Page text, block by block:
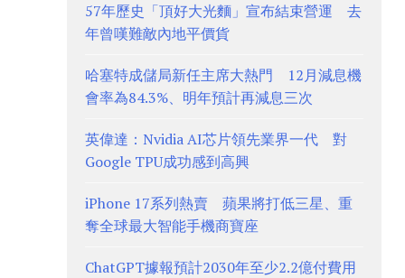
57年歷史「頂好大光麵」宣布結束營運 去
年曾嘆難敵內地平價貨
哈塞特成儲局新任主席大熱門 12月減息機
會率為84.3%、明年預計再減息三次
英偉達：Nvidia AI芯片領先業界一代 對
Google TPU成功感到高興
iPhone 17系列熱賣 蘋果將打低三星、重
奪全球最大智能手機商寶座
ChatGPT據報預計2030年至少2.2億付費用